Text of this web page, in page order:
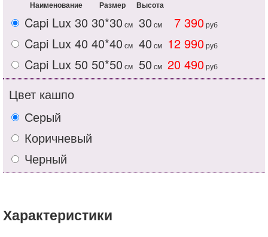
Наименование Размер Высота
Capi Lux 30 30*30 см 30 см 7 390руб
Capi Lux 40 40*40 см 40 см 12 990руб
Capi Lux 50 50*50 см 50 см 20 490руб
Цвет кашпо
Серый
Коричневый
Черный
Характеристики